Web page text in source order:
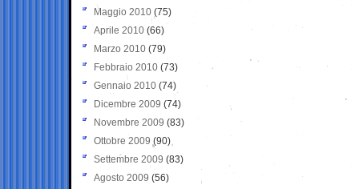
Maggio 2010 (75)
Aprile 2010 (66)
Marzo 2010 (79)
Febbraio 2010 (73)
Gennaio 2010 (74)
Dicembre 2009 (74)
Novembre 2009 (83)
Ottobre 2009 (90)
Settembre 2009 (83)
Agosto 2009 (56)